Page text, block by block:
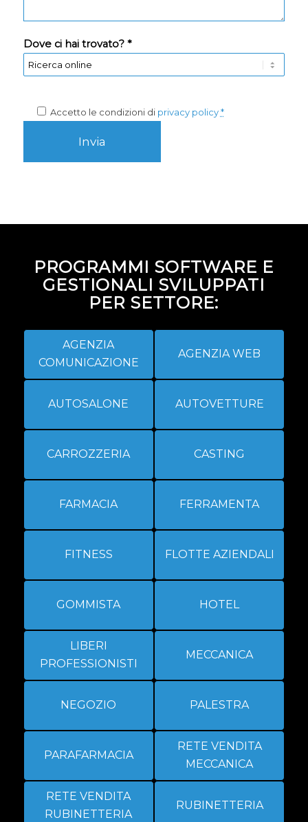
Dove ci hai trovato? *
Accetto le condizioni di privacy policy *
PROGRAMMI SOFTWARE E
GESTIONALI SVILUPPATI
PER SETTORE:
AGENZIA
COMUNICAZIONE
AGENZIA WEB
AUTOSALONE AUTOVETTURE
CARROZZERIA CASTING
FARMACIA FERRAMENTA
FITNESS FLOTTE AZIENDALI
GOMMISTA HOTEL
LIBERI
PROFESSIONISTI
MECCANICA
NEGOZIO PALESTRA
PARAFARMACIA
RETE VENDITA
MECCANICA
RETE VENDITA
RUBINETTERIA
RUBINETTERIA